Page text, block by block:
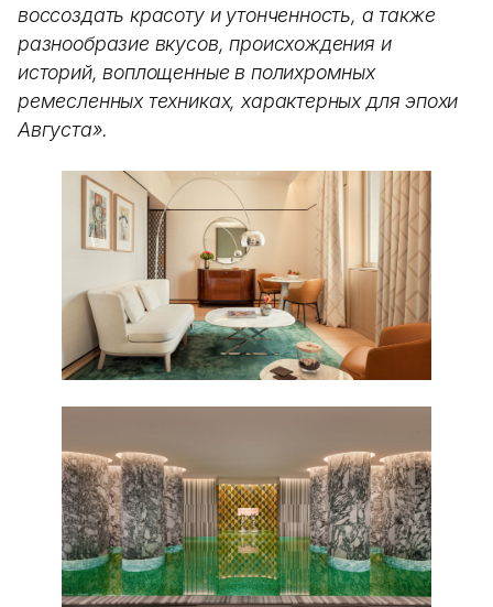
воссоздать красоту и утонченность, а также
разнообразие вкусов, происхождения и
историй, воплощенные в полихромных
ремесленных техниках, характерных для эпохи
Августа».